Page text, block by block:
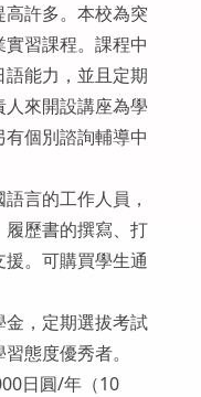
許多。本校為突
習課程。課程中
能力，並且定期
來開設講座為學
個別諮詢輔導中
言的工作人員，
歷書的撰寫、打
。可購買學生通
，定期選拔考試
態度優秀者。
日圓/年（10